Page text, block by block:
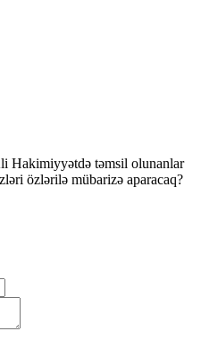
Hakimiyyətdə təmsil olunanlar
özlərilə mübarizə aparacaq?